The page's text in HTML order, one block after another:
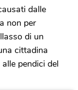
dalle
non per
di un
cittadina
pendici del